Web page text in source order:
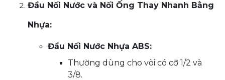
Đầu Nối Nước và Nối Ống Thay Nhanh Bằng
Nhựa:
Đầu Nối Nước Nhựa ABS:
Thường dùng cho vòi có cỡ 1/2 và
3/8.